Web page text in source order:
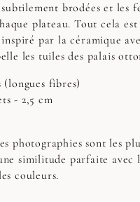
brodées et les
plateau. Tout cela
par la céramique
les tuiles des palais
(longues fibres)
- 2,5 cm
photographies sont les
similitude parfaite
couleurs.